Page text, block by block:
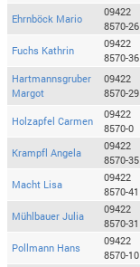
Ehrnböck Mario
09422
8570-26
Fuchs Kathrin
09422
8570-36
Hartmannsgruber
Margot
09422
8570-29
Holzapfel Carmen
09422
8570-0
Krampfl Angela
09422
8570-35
Macht Lisa
09422
8570-41
Mühlbauer Julia
09422
8570-31
Pollmann Hans
09422
8570-10